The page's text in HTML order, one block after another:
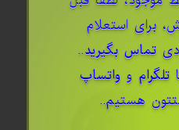
برای استعلام
تماس بگیرید..
تلگرام و واتساپ
هستیم..